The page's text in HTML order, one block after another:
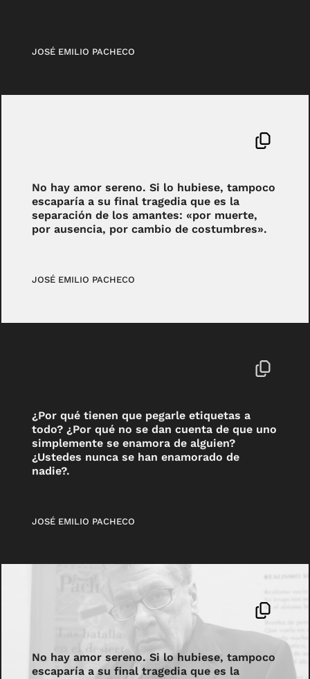
JOSÉ EMILIO PACHECO
No hay amor sereno. Si lo hubiese, tampoco
escaparía a su final tragedia que es la
separación de los amantes: «por muerte,
por ausencia, por cambio de costumbres».
JOSÉ EMILIO PACHECO
¿Por qué tienen que pegarle etiquetas a
todo? ¿Por qué no se dan cuenta de que uno
simplemente se enamora de alguien?
¿Ustedes nunca se han enamorado de
nadie?.
JOSÉ EMILIO PACHECO
No hay amor sereno. Si lo hubiese, tampoco
escaparía a su final tragedia que es la